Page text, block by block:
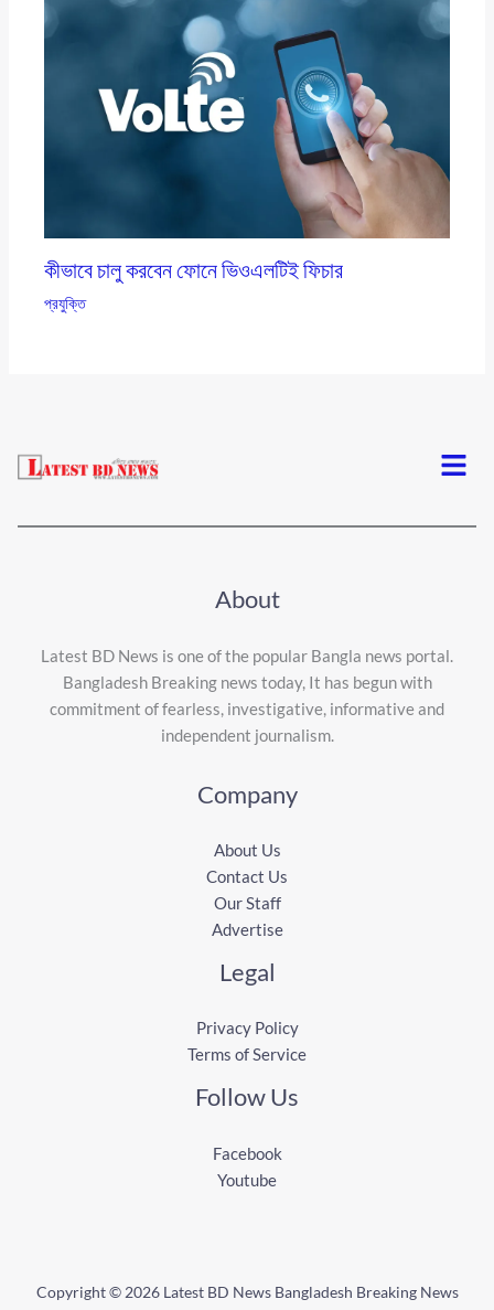
কীভাবে চালু করবেন ফোনে ভিওএলটিই ফিচার
প্রযুক্তি
Menu
About
Latest BD News is one of the popular Bangla news portal.
Bangladesh Breaking news today, It has begun with
commitment of fearless, investigative, informative and
independent journalism.
Company
About Us
Contact Us
Our Staff
Advertise
Legal
Privacy Policy
Terms of Service
Follow Us
Facebook
Youtube
Copyright © 2026 Latest BD News Bangladesh Breaking News